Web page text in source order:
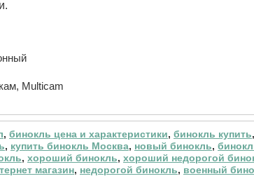
Multicam
, бинокль цена и характеристики, бинокль купить,
, купить бинокль Москва, новый бинокль,
, хороший бинокль, хороший недорогой
магазин, недорогой бинокль, военный